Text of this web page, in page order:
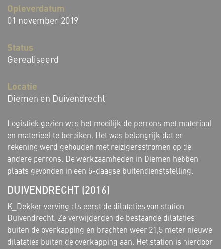
Opleverdatum
01 november 2019
Status
Gerealiseerd
Locatie
Diemen en Duivendrecht
Logistiek gezien was het moeilijk de perrons met materiaal
en materieel te bereiken. Het was belangrijk dat er
rekening werd gehouden met reizigersstromen op de
andere perrons. De werkzaamheden in Diemen hebben
plaats gevonden in een 5-daagse buitendienststelling.
DUIVENDRECHT (2016)
K_Dekker verving als eerst de dilataties van station
Duivendrecht. Ze verwijderden de bestaande dilataties
buiten de overkapping en brachten weer 21,5 meter nieuwe
dilataties buiten de overkapping aan. Het station is hierdoor